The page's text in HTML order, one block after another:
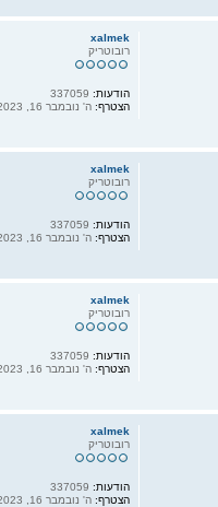
xalmek
רובוטריק
הודעות:337059
הצטרף:ה' נובמבר 16, 2023 10:48 am
xalmek
רובוטריק
הודעות:
הצטרף: ה' נובמבר 16, 2023 10:48 am
xalmek
רובוטריק
הודעות:337059
הצטרף:ה' נובמבר 16, 2023 10:48 am
xalmek
רובוטריק
הודעות:
הצטרף: ה' נובמבר 16, 2023 10:48 am